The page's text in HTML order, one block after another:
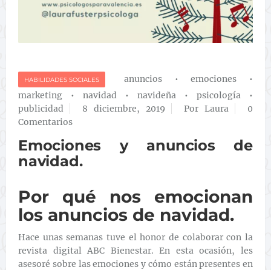
HABILIDADES SOCIALES anuncios•emociones •
marketing • navidad • navideña • psicología •
publicidad
8 diciembre, 2019 Por Laura
0
Comentarios
Emociones y anuncios de
navidad.
Por qué nos emocionan
los anuncios de navidad.
Hace unas semanas tuve el honor de colaborar con la
revista digital ABC Bienestar. En esta ocasión, les
asesoré sobre las emociones y cómo están presentes en